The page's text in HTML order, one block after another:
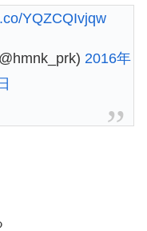
YQZCQIvjqw
2016年